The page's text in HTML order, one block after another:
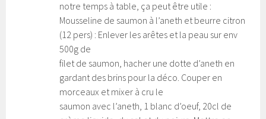
notre temps à table, ça peut être utile :
Mousseline de saumon à l’aneth et beurre citron
(12 pers) : Enlever les arêtes et la peau sur env
500g de
filet de saumon, hacher une dotte d’aneth en
gardant des brins pour la déco. Couper en
morceaux et mixer à cru le
saumon avec l’aneth, 1 blanc d’oeuf, 20cl de